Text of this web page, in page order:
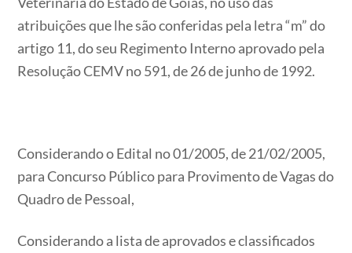
atribuições que lhe são conferidas pela letra “m” do
artigo 11, do seu Regimento Interno aprovado pela
Resolução CEMV no 591, de 26 de junho de 1992.
Considerando o Edital no 01/2005, de 21/02/2005,
para Concurso Público para Provimento de Vagas do
Quadro de Pessoal,
Considerando a lista de aprovados e classificados